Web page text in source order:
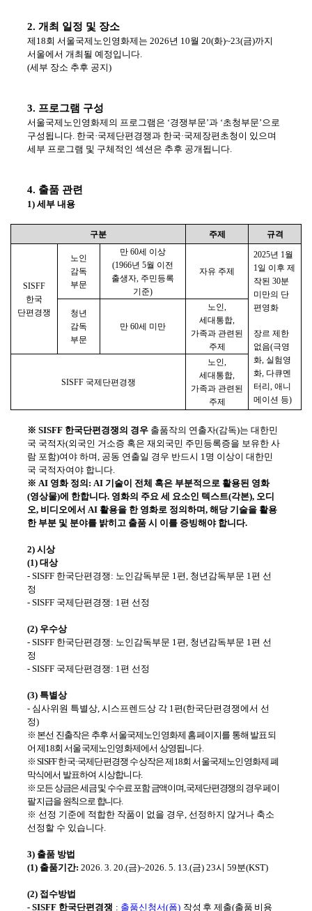
2. 개최 일정 및 장소
제 18회 서울국제노인영화제는 2026년 10월 20(화)~23(금)까지
서울에서 개최될 예정입니다.
(세부 장소 추후 공지)
3. 프로그램 구성
서울국제노인영화제의 프로그램은 ‘경쟁부문’과 ‘초청부문’ 으로
구성됩니다. 한국·국제단편경쟁과 한국·국제장편초청이 있으며
세부 프로그램 및 구체적인 섹션은 추후 공개됩니다.
4. 출품 관련
1) 세부 내용
구분 주제 규격
SISFF
한국
단편경쟁
노인
감독
부문
만 60세 이상
(1966년 5월 이전
출생자 주민등록
기준)
자유 주제
2025년 1 월
1 일 이후 제
작된 30분
미만의 단
편영화
장르 제한
없음(극영
화, 실험영
화, 다큐멘
터리 애니
메이션 등)
청년
감독
부문
만 60세 미만
노인
세대통합
가족과 관련된
주제
SISFF 국제단편경쟁
노인
세대통합
가족과 관련된
주제
※ SISFF 한국단편경쟁의 경우 출품작의 연출자(감독)는 대한민
국 국적자(외국인 거소증 혹은 재외국민 주민등록증을 보유한 사
람 포함)여야 하며 공동 연출일 경우 반드시 1 명 이상이 대한민
국 국적자여야 합니다.
※ AI 영화 정의: AI 기술이 전체 혹은 부분적으로 활용된 영화
(영상물)에 한합니다. 영화의 주요 세 요소인 텍스트(각본), 오디
오, 비디오에서 AI 활용을 한 영화로 정의하며, 해당 기술을 활용
한 부분 및 분야를 밝히고 출품 시 이를 증빙해야 합니다.
2) 시상
(1) 대상
- SISFF 한국단편경쟁 : 노인감독부문 1 편 청년감독부문 1 편 선
정
- SISFF 국제단편경쟁 : 1 편 선정
(2) 우수상
- SISFF 한국단편경쟁 : 노인감독부문 1 편 청년감독부문 1 편 선
정
- SISFF 국제단편경쟁 : 1 편 선정
(3) 특별상
- 심사위원 특별상, 시스프렌드상 각 1 편(한국단편경쟁에서 선
정)
※ 본선 진출작은 추후 서울국제노인영화제 홈페이지를 통해 발표되
어 제18회 서울국제노인영화제에서 상영됩니다.
※ SISFF한국·국제단편경쟁 수상작은 제 18회 서울국제노인영화제 폐
막식에서 발표하여 시상합니다.
※ 모든 상금은 세금 및 수수료 포함 금액이며 국제단편경쟁의 경우 페이
팔 지급을 원칙으로 합니다.
※ 선정 기준에 적합한 작품이 없을 경우 선정하지 않거나 축소
선정할 수 있습니다.
3) 출품 방법
(1) 출품기간: 2026. 3. 20.(금)~2026. 5. 13.(금) 23시 59분(KST)
(2) 접수방법
- SISFF 한국단편경쟁 : 출품신청서(폼) 작성 후 제출(출품 비용